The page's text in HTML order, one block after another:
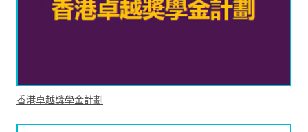
香港卓越獎學金計劃